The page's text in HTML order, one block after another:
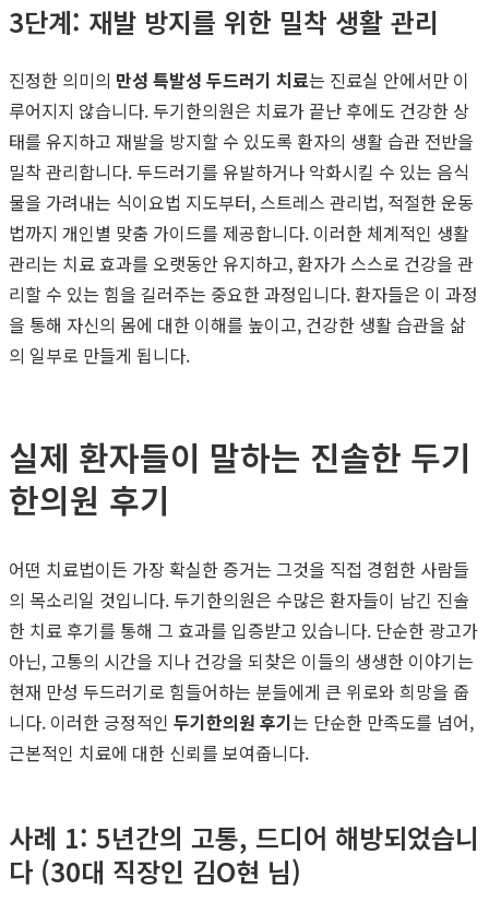
3단계: 재발 방지를 위한 밀착 생활 관리
진정한 의미의 만성 특발성 두드러기 치료는 진료실 안에서만 이
루어지지 않습니다. 두기한의원은 치료가 끝난 후에도 건강한 상
태를 유지하고 재발을 방지할 수 있도록 환자의 생활 습관 전반을
밀착 관리합니다. 두드러기를 유발하거나 악화시킬 수 있는 음식
물을 가려내는 식이요법 지도부터, 스트레스 관리법, 적절한 운동
법까지 개인별 맞춤 가이드를 제공합니다. 이러한 체계적인 생활
관리는 치료 효과를 오랫동안 유지하고, 환자가 스스로 건강을 관
리할 수 있는 힘을 길러주는 중요한 과정입니다. 환자들은 이 과정
을 통해 자신의 몸에 대한 이해를 높이고, 건강한 생활 습관을 삶
의 일부로 만들게 됩니다.
실제 환자들이 말하는 진솔한 두기
한의원 후기
어떤 치료법이든 가장 확실한 증거는 그것을 직접 경험한 사람들
의 목소리일 것입니다. 두기한의원은 수많은 환자들이 남긴 진솔
한 치료 후기를 통해 그 효과를 입증받고 있습니다. 단순한 광고가
아닌, 고통의 시간을 지나 건강을 되찾은 이들의 생생한 이야기는
현재 만성 두드러기로 힘들어하는 분들에게 큰 위로와 희망을 줍
니다. 이러한 긍정적인 두기한의원 후기는 단순한 만족도를 넘어,
근본적인 치료에 대한 신뢰를 보여줍니다.
사례 1: 5년간의 고통, 드디어 해방되었습니
다 (30대 직장인 김O현 님)